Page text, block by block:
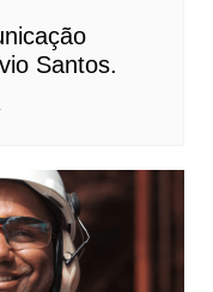
Santos.